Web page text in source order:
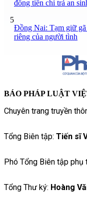
đồng tiền chi trả an
5
Đồng Nai: Tạm giữ gã
riêng của người tình
BÁO PHÁP LUẬT
Chuyên trang truyền
Tổng Biên tập: Tiến sĩ
Phó Tổng Biên tập phụ
Tổng Thư ký: Hoàng